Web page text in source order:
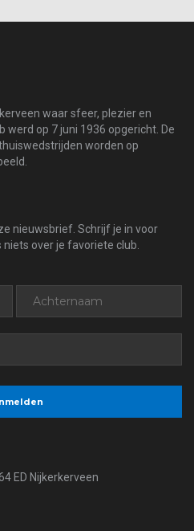
waar sfeer, plezier en
werd op 7 juni 1936 opgericht. De
worden op
nieuwsbrief. Schrijf je in voor
over je favoriete club.
ED Nijkerkerveen